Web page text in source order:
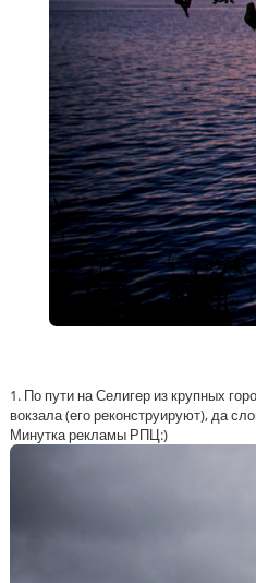
1. По пути на Селигер из крупных
вокзала (его реконструируют), да
Минутка рекламы РПЦ:)